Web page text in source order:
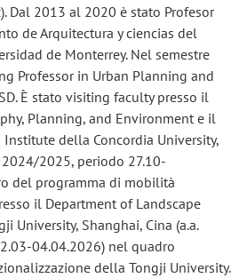
Dal 2013 al 2020 è stato Profesor
de Arquitectura y ciencias del
de Monterrey. Nel semestre
Professor in Urban Planning and
È stato visiting faculty presso il
Planning, and Environment e il
Institute della Concordia University,
2024/2025, periodo 27.10-
del programma di mobilità
il Department of Landscape
University, Shanghai, Cina (a.a.
04.04.2026) nel quadro
della Tongji University.